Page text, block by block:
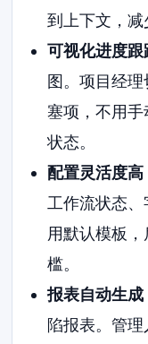
到上下文，减
可视化进度跟
图。项目经
塞项，不用手
状态。
配置灵活度高
工作流状态
用默认模板
槛。
报表自动生成
陷报表。管